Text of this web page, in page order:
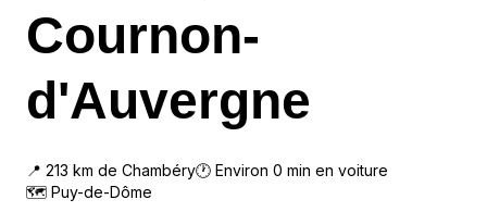
Cournon-
d'Auvergne
📍 213 km de Chambéry🕐 Environ 0 min en voiture
🗺 Puy-de-Dôme